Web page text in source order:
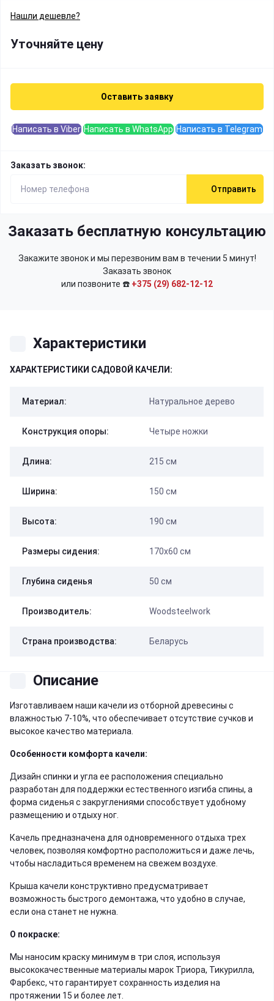
Нашли дешевле?
Уточняйте цену
Оставить заявку
Написать в Viber Написать в WhatsApp Написать в Telegram
Заказать звонок:
Отправить
Заказать бесплатную консультацию
Закажите звонок и мы перезвоним вам в течении 5 минут!
Заказать звонок
или позвоните ☎️ +375 (29) 682-12-12
Характеристики
ХАРАКТЕРИСТИКИ САДОВОЙ КАЧЕЛИ:
Материал: Натуральное дерево
Конструкция опоры: Четыре ножки
Длина: 215 см
Ширина: 150 см
Высота: 190 см
Размеры сидения: 170х60 см
Глубина сиденья 50 см
Производитель: Woodsteelwork
Страна производства: Беларусь
Описание
Изготавливаем наши качели из отборной древесины с
влажностью 7-10%, что обеспечивает отсутствие сучков и
высокое качество материала.
Особенности комфорта качели:
Дизайн спинки и угла ее расположения специально
разработан для поддержки естественного изгиба спины, а
форма сиденья с закруглениями способствует удобному
размещению и отдыху ног.
Качель предназначена для одновременного отдыха трех
человек, позволяя комфортно расположиться и даже лечь,
чтобы насладиться временем на свежем воздухе.
Крыша качели конструктивно предусматривает
возможность быстрого демонтажа, что удобно в случае,
если она станет не нужна.
О покраске:
Мы наносим краску минимум в три слоя, используя
высококачественные материалы марок Триора, Тикурилла,
Фарбекс, что гарантирует сохранность изделия на
протяжении 15 и более лет.